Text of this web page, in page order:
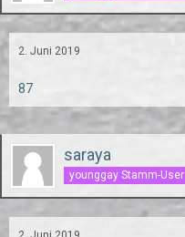
2. Juni 2019
87
saraya
younggay Stamm-User